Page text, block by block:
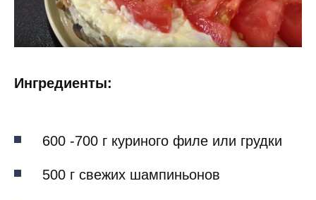
Ингредиенты:
600 -700 г куриного филе или грудки
500 г свежих шампиньонов